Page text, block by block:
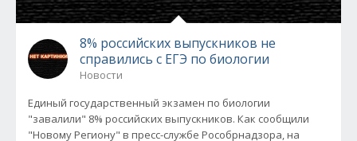
8% российских выпускников не
справились с ЕГЭ по биологии
Новости
Единый государственный экзамен по биологии
"завалили" 8% российских выпускников. Как сообщили
"Новому Региону" в пресс-службе Рособрнадзора, на